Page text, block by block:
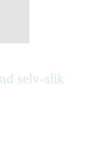
selv-slik